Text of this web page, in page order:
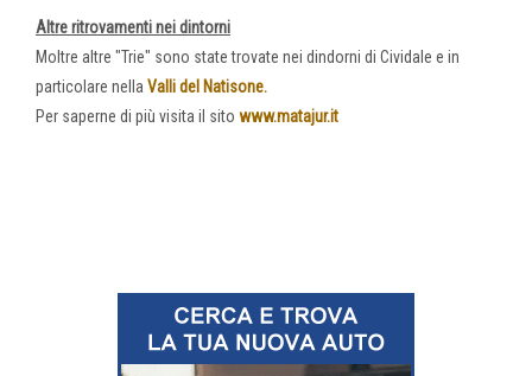
Altre ritrovamenti nei dintorni
Moltre altre "Trie" sono state trovate nei dindorni di Cividale e in
particolare nella Valli del Natisone.
Per saperne di più visita il sito www.matajur.it